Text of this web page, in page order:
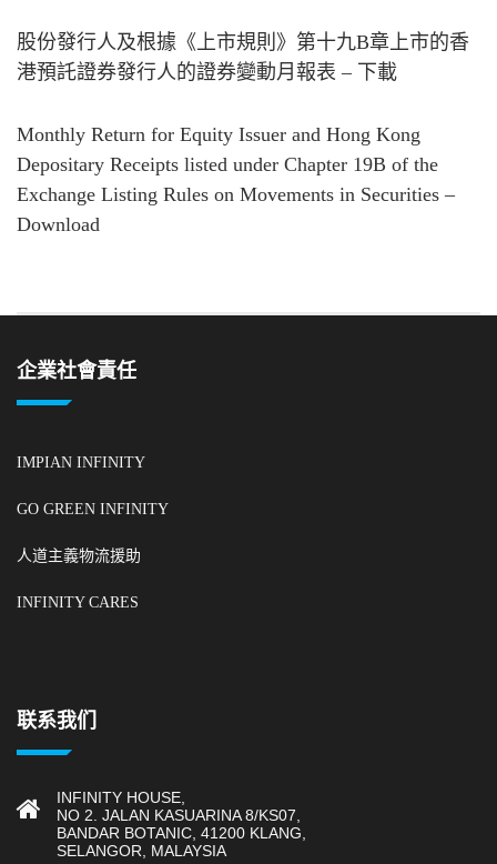
股份發行人及根據《上市規則》第十九B章上市的香
港預託證券發行人的證券變動月報表 – 下載
Monthly Return for Equity Issuer and Hong Kong
Depositary Receipts listed under Chapter 19B of the
Exchange Listing Rules on Movements in Securities –
Download
企業社會責任
IMPIAN INFINITY
GO GREEN INFINITY
人道主義物流援助
INFINITY CARES
联系我们
INFINITY HOUSE,
NO 2. JALAN KASUARINA 8/KS07,
BANDAR BOTANIC, 41200 KLANG,
SELANGOR, MALAYSIA